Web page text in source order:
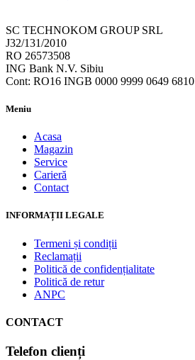
SC TECHNOKOM GROUP SRL
J32/131/2010
RO 26573508
ING Bank N.V. Sibiu
Cont: RO16 INGB 0000 9999 0649 6810
Meniu
Acasa
Magazin
Service
Carieră
Contact
INFORMAȚII LEGALE
Termeni și condiții
Reclamații
Politică de confidențialitate
Politică de retur
ANPC
CONTACT
Telefon clienți